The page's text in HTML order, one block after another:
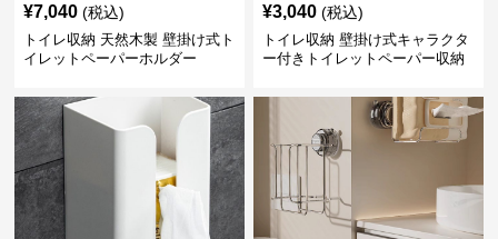
¥7,040 (税込)
トイレ収納 天然木製 壁掛け式ト
イレットペーパーホルダー
¥3,040 (税込)
トイレ収納 壁掛け式キャラクタ
ー付きトイレットペーパー収納